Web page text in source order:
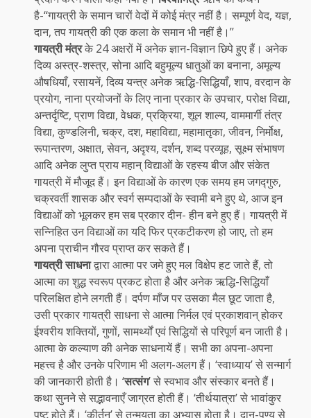
है-‘‘गायत्री के समान चारों वेदों में कोई मंत्र नहीं है। सम्पूर्ण वेद, यज्ञ,
दान, तप गायत्री की एक कला के समान भी नहीं है।’’
गायत्री मंत्रके 24 अक्षरों में अनेक ज्ञान-विज्ञान छिपे हुए हैं। अनेक
दिव्य अस्त्र-शस्त्र, सोना आदि बहुमूल्य धातुओं का बनाना, अमूल्य
औषधियाँ, रसायनें, दिव्य यन्त्र अनेक ऋद्धि-सिद्धियाँ, शाप, वरदान के
प्रयोग, नाना प्रयोजनों के लिए नाना प्रकार के उपचार, परोक्ष विद्या,
अन्तर्दृष्टि, प्राण विद्या, वेधक, प्रक्रिया, शूल शाल्य, वाममार्गी तंत्र
विद्या, कुण्डलिनी, चक्र, दश, महाविद्या, महामातृका, जीवन, निर्मोक्ष,
रूपान्तरण, अक्षात, सेवन, अदृश्य, दर्शन, शब्द परव्यूह, सूक्ष्म संभाषण
आदि अनेक लुप्त प्राय महान् विद्याओं के रहस्य बीज और संकेत
गायत्री में मौजूद हैं। इन विद्याओं के कारण एक समय हम जगद्गुरु,
चक्रवर्ती शासक और स्वर्ग सम्पदाओं के स्वामी बने हुए थे, आज इन
विद्याओं को भूलकर हम सब प्रकार दीन- हीन बने हुए हैं। गायत्री में
सन्निहित उन विद्याओं का यदि फिर प्रकटीकरण हो जाए, तो हम
अपना प्राचीन गौरव प्राप्त कर सकते हैं।
गायत्री साधनाद्वारा आत्मा पर जमे हुए मल विक्षेप हट जाते हैं, तो
आत्मा का शुद्ध स्वरूप प्रकट होता है और अनेक ऋद्धि-सिद्धियाँ
परिलक्षित होने लगती हैं। दर्पण माँज पर उसका मैल छूट जाता है,
उसी प्रकार गायत्री साधना से आत्मा निर्मल एवं प्रकाशवान् होकर
ईश्वरीय शक्तियों, गुणों, सामर्थ्यों एवं सिद्धियों से परिपूर्ण बन जाती है।
आत्मा के कल्याण की अनेक साधनायें हैं। सभी का अपना-अपना
महत्त्व है और उनके परिणाम भी अलग-अलग हैं। ‘स्वाध्याय’ से सन्मार्ग
की जानकारी होती है। ‘सत्संग’ से स्वभाव और संस्कार बनते हैं।
कथा सुनने से सद्भावनाएँ जाग्रत होती हैं। ‘तीर्थयात्रा’ से भावांकुर
पुष्ट होते हैं। ‘कीर्तन’ से तन्मयता का अभ्यास होता है। दान-पुण्य से